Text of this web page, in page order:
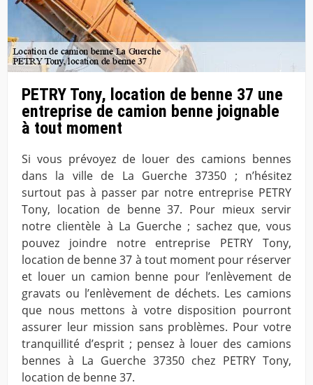
PETRY Tony, location de benne 37 une
entreprise de camion benne joignable
à tout moment
Si vous prévoyez de louer des camions bennes
dans la ville de La Guerche 37350 ; n’hésitez
surtout pas à passer par notre entreprise PETRY
Tony, location de benne 37. Pour mieux servir
notre clientèle à La Guerche ; sachez que, vous
pouvez joindre notre entreprise PETRY Tony,
location de benne 37 à tout moment pour réserver
et louer un camion benne pour l’enlèvement de
gravats ou l’enlèvement de déchets. Les camions
que nous mettons à votre disposition pourront
assurer leur mission sans problèmes. Pour votre
tranquillité d’esprit ; pensez à louer des camions
bennes à La Guerche 37350 chez PETRY Tony,
location de benne 37.